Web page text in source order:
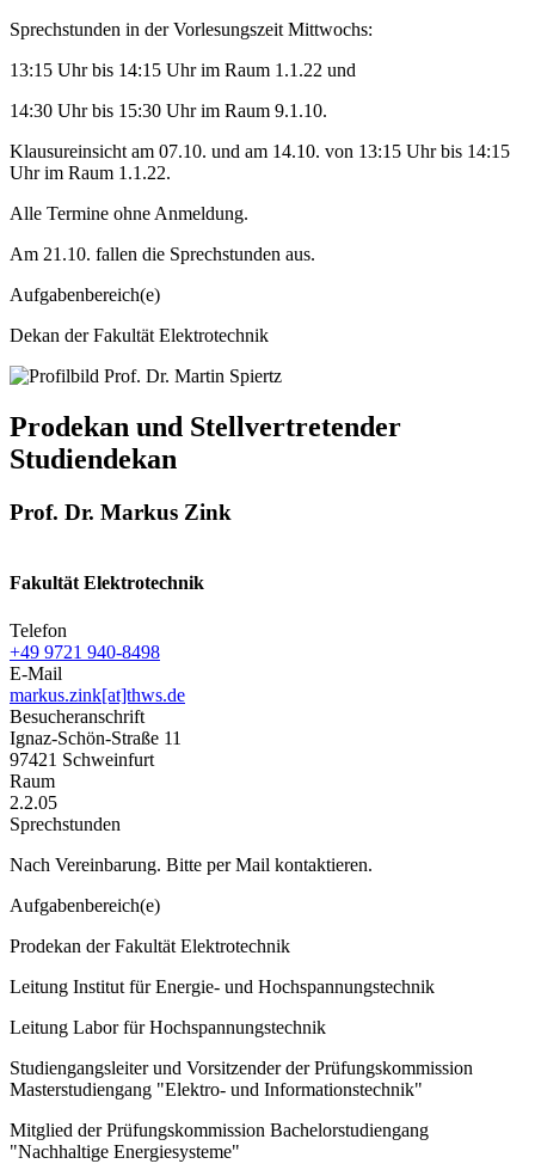
Sprechstunden in der Vorlesungszeit Mittwochs:
13:15 Uhr bis 14:15 Uhr im Raum 1.1.22 und
14:30 Uhr bis 15:30 Uhr im Raum 9.1.10.
Klausureinsicht am 07.10. und am 14.10. von 13:15 Uhr bis 14:15
Uhr im Raum 1.1.22.
Alle Termine ohne Anmeldung.
Am 21.10. fallen die Sprechstunden aus.
Aufgabenbereich(e)
Dekan der Fakultät Elektrotechnik
Prodekan und Stellvertretender
Studiendekan
Prof. Dr. Markus Zink
Fakultät Elektrotechnik
Telefon
+49 9721 940-8498
E-Mail
markus.zink[at]thws.de
Besucheranschrift
Ignaz-Schön-Straße 11
97421 Schweinfurt
Raum
2.2.05
Sprechstunden
Nach Vereinbarung. Bitte per Mail kontaktieren.
Aufgabenbereich(e)
Prodekan der Fakultät Elektrotechnik
Leitung Institut für Energie- und Hochspannungstechnik
Leitung Labor für Hochspannungstechnik
Studiengangsleiter und Vorsitzender der Prüfungskommission
Masterstudiengang "Elektro- und Informationstechnik"
Mitglied der Prüfungskommission Bachelorstudiengang
"Nachhaltige Energiesysteme"